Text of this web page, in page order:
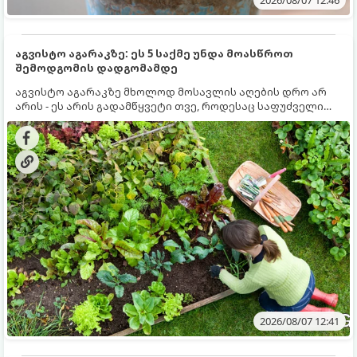
აგვისტო აგარაკზე: ეს 5 საქმე უნდა მოასწროთ
შემოდგომის დადგომამდე
აგვისტო აგარაკზე მხოლოდ მოსავლის აღების დრო არ
არის - ეს არის გადამწყვეტი თვე, როდესაც საფუძველი
ეყრება მომავალი წლის მოსავალს და ბაღი მზადდება
შემოდგომა-ზამთრის სეზონისთვის. იმისათვის, რომ
ნიადაგმა ენერგია აღიდგინოს, ხოლო მცენარეებმა
ზამთარს გაუძლონ, აგვისტოს ბოლომდე 5
მნიშვნელოვანი საქმის გაკეთება უნდა მოასწროთ:
2026/08/07 12:41